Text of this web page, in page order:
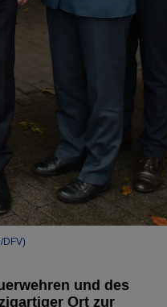
DFV)
und des
Ort zur